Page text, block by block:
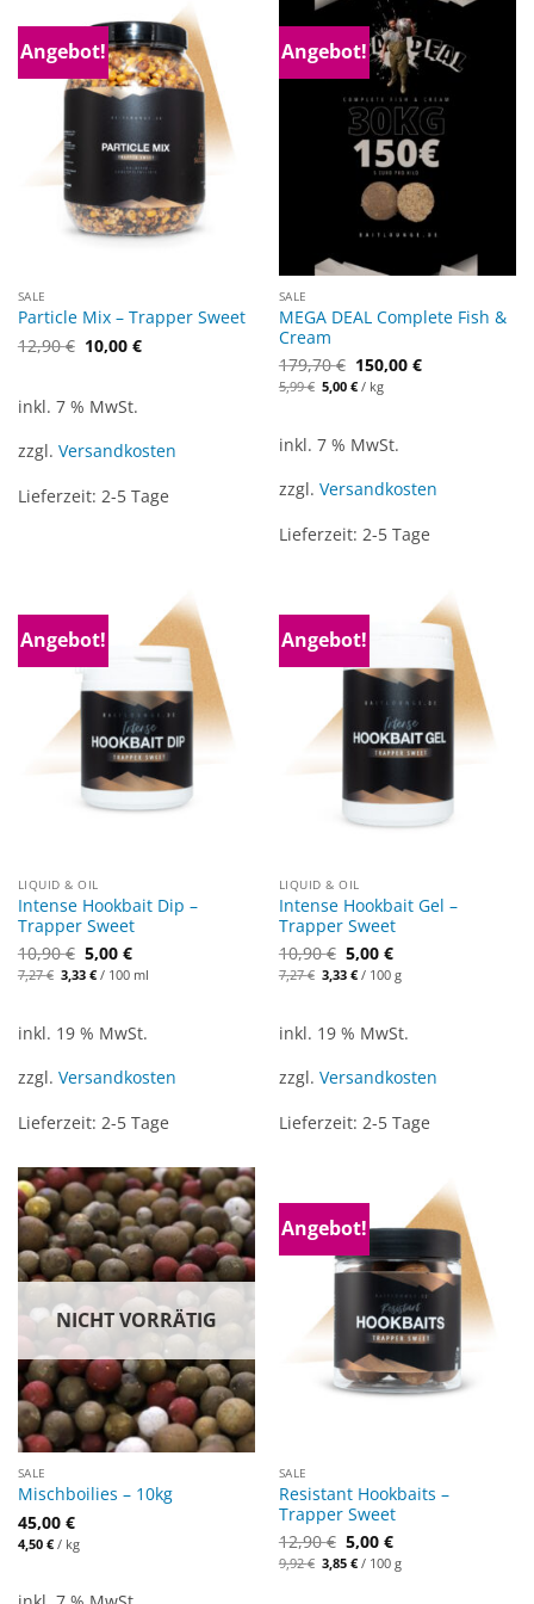
Angebot!
SALE
Particle Mix – Trapper Sweet
12,90€ Ursprünglicher
Preis
10,00 €Aktueller
Preis
inkl. 7 % MwSt.
zzgl. Versandkosten
Lieferzeit: 2-5 Tage
Angebot!
SALE
MEGA DEAL Complete Fish &
Cream
179,70€ Ursprünglicher
Preis
war:
150,00 €Aktueller
5,99€ 5,00€ / kg
inkl. 7 % MwSt.
zzgl. Versandkosten
Lieferzeit: 2-5 Tage
Angebot!
LIQUID & OIL
Intense Hookbait Dip –
Trapper Sweet
10,90€ Ursprünglicher
Preis
war:
5,00 €Aktueller
Preis
ist:
7,27€ 3,33€ / 100 ml
inkl. 19 % MwSt.
zzgl. Versandkosten
Lieferzeit: 2-5 Tage
Angebot!
LIQUID & OIL
Intense Hookbait Gel –
Trapper Sweet
10,90€ Ursprünglicher
Preis
war:
5,00 €Aktueller
Preis
ist:
7,27€ 3,33€ / 100 g
inkl. 19 % MwSt.
zzgl. Versandkosten
Lieferzeit: 2-5 Tage
NICHT VORRÄTIG
SALE
Mischboilies – 10kg
45,00 €
4,50 €/ kg
Angebot!
SALE
Resistant Hookbaits –
Trapper Sweet
12,90€ 5,00 €
9,92€ Ursprünglicher
Preis
3,85€Aktueller
Preis
/ 100 g